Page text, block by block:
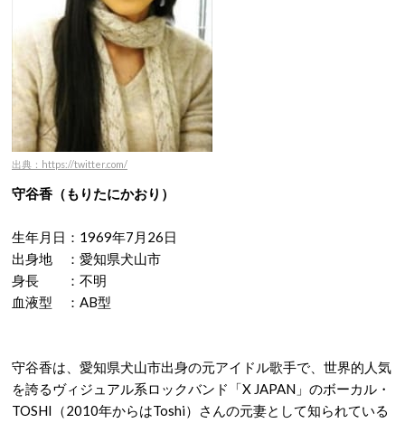
出典：https://twitter.com/
守谷香（もりたにかおり）
生年月日：1969年7月26日
出身地 ：愛知県犬山市
身長 ：不明
血液型 ：AB型
守谷香は、愛知県犬山市出身の元アイドル歌手で、世界的人気
を誇るヴィジュアル系ロックバンド「X JAPAN」のボーカル・
TOSHI（2010年からはToshi）さんの元妻として知られている